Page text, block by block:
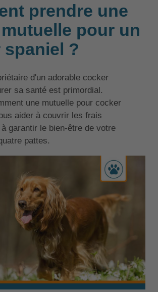
prendre une
pour un
?
d'un adorable cocker
sa santé est primordial.
une mutuelle pour cocker
aider à couvrir les frais
garantir le bien-être de votre
pattes.